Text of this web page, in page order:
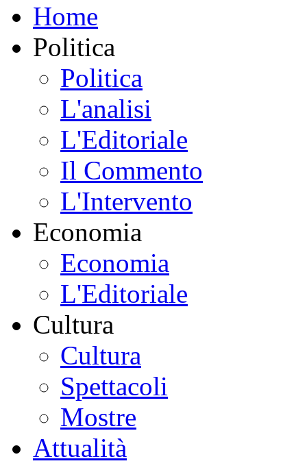
Home
Politica
Politica
L'analisi
L'Editoriale
Il Commento
L'Intervento
Economia
Economia
L'Editoriale
Cultura
Cultura
Spettacoli
Mostre
Attualità